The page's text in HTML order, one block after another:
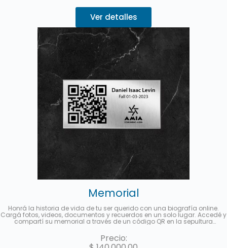
Ver detalles
Memorial
Honrá la historia de vida de tu ser querido con una biografía online.
Cargá fotos, videos, documentos y recuerdos en un solo lugar. Accedé y
compartí su memorial a través de un código QR en la sepultura
en redes sociales. Hasta 3 cuotas sin interés con MercadoPago.
Precio: